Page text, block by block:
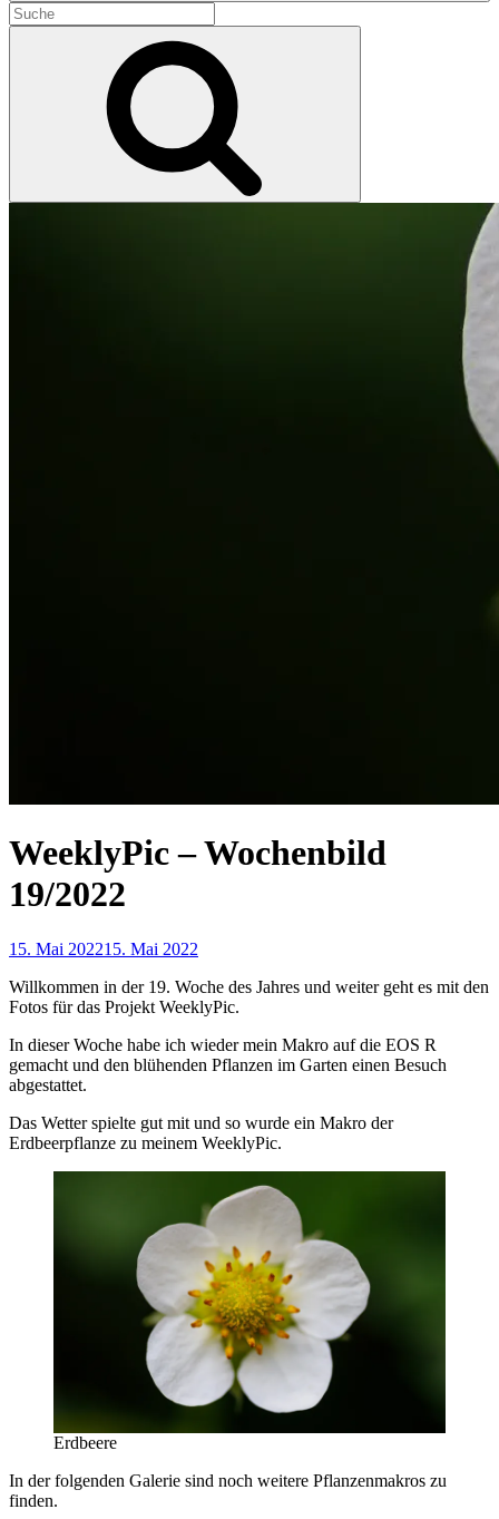
Search
for:
WeeklyPic – Wochenbild
19/2022
15. Mai 202215. Mai 2022
Willkommen in der 19. Woche des Jahres und weiter geht es mit den
Fotos für das Projekt WeeklyPic.
In dieser Woche habe ich wieder mein Makro auf die EOS R
gemacht und den blühenden Pflanzen im Garten einen Besuch
abgestattet.
Das Wetter spielte gut mit und so wurde ein Makro der
Erdbeerpflanze zu meinem WeeklyPic.
Erdbeere
In der folgenden Galerie sind noch weitere Pflanzenmakros zu
finden.